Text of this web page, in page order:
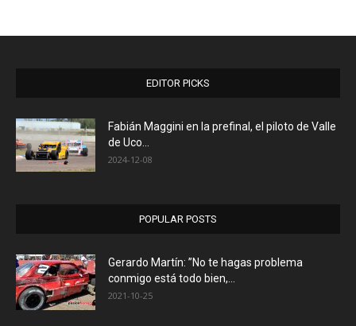
EDITOR PICKS
Fabián Maggini en la prefinal, el piloto de Valle
de Uco...
2024-12-08
POPULAR POSTS
Gerardo Martín: ”No te hagas problema
conmigo está todo bien,...
2021-10-25